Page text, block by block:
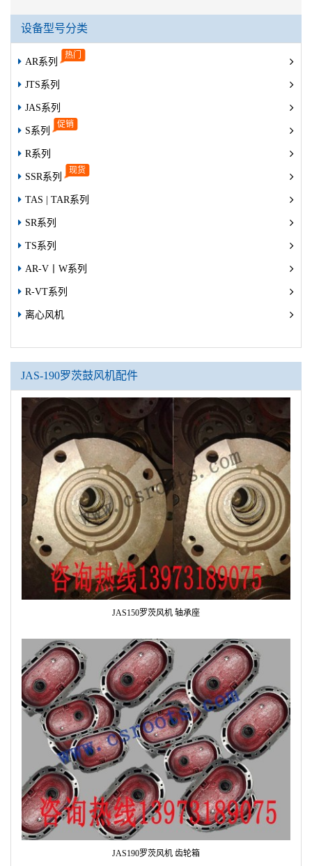
设备型号分类
AR系列
JTS系列
JAS系列
S系列
R系列
SSR系列
TAS | TAR系列
SR系列
TS系列
AR-V丨W系列
R-VT系列
离心风机
JAS-190罗茨鼓风机配件
JAS150罗茨风机 轴承座
JAS190罗茨风机 齿轮箱